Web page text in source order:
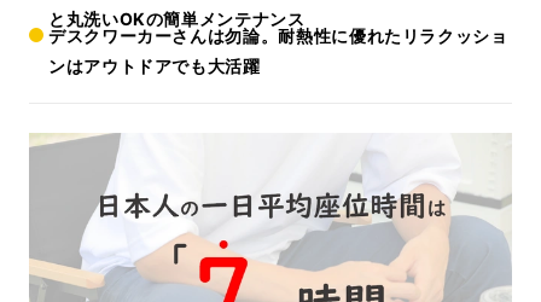
と丸洗いOKの簡単メンテナンス
デスクワーカーさんは勿論。耐熱性に優れたリラクッショ
ンはアウトドアでも大活躍